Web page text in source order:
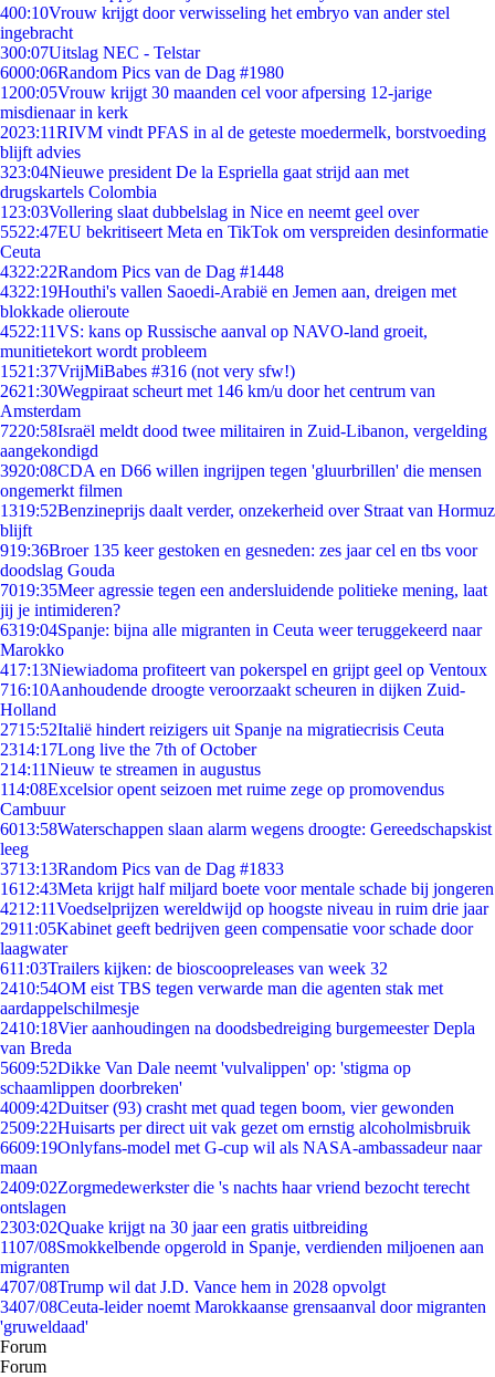
400:10Vrouw krijgt door verwisseling het embryo van ander stel
ingebracht
300:07Uitslag NEC - Telstar
6000:06Random Pics van de Dag #1980
1200:05Vrouw krijgt 30 maanden cel voor afpersing 12-jarige
misdienaar in kerk
2023:11RIVM vindt PFAS in al de geteste moedermelk, borstvoeding
blijft advies
323:04Nieuwe president De la Espriella gaat strijd aan met
drugskartels Colombia
1 23:03Vollering slaat dubbelslag in Nice en neemt geel over
5522:47EU bekritiseert Meta en TikTok om verspreiden desinformatie
Ceuta
4322:22Random Pics van de Dag #1448
4322:19Houthi's vallen Saoedi-Arabië en Jemen aan, dreigen met
blokkade olieroute
4522:11VS: kans op Russische aanval op NAVO-land groeit,
munitietekort wordt probleem
1521:37VrijMiBabes #316 (not very sfw!)
2621:30Wegpiraat scheurt met 146 km/u door het centrum van
Amsterdam
7220:58Israël meldt dood twee militairen in Zuid-Libanon, vergelding
aangekondigd
3920:08CDA en D66 willen ingrijpen tegen 'gluurbrillen' die mensen
ongemerkt filmen
1319:52Benzineprijs daalt verder, onzekerheid over Straat van Hormuz
blijft
919:36Broer 135 keer gestoken en gesneden: zes jaar cel en tbs voor
doodslag Gouda
7019:35Meer agressie tegen een andersluidende politieke mening, laat
jij je intimideren?
6319:04Spanje: bijna alle migranten in Ceuta weer teruggekeerd naar
Marokko
417:13Niewiadoma profiteert van pokerspel en grijpt geel op Ventoux
716:10Aanhoudende droogte veroorzaakt scheuren in dijken Zuid-
Holland
2715:52Italië hindert reizigers uit Spanje na migratiecrisis Ceuta
2314:17Long live the 7th of October
214:11Nieuw te streamen in augustus
114:08Excelsior opent seizoen met ruime zege op promovendus
Cambuur
6013:58Waterschappen slaan alarm wegens droogte: Gereedschapskist
leeg
3713:13Random Pics van de Dag #1833
1612:43Meta krijgt half miljard boete voor mentale schade bij jongeren
4212:11Voedselprijzen wereldwijd op hoogste niveau in ruim drie jaar
2911:05Kabinet geeft bedrijven geen compensatie voor schade door
laagwater
611:03Trailers kijken: de bioscoopreleases van week 32
2410:54OM eist TBS tegen verwarde man die agenten stak met
aardappelschilmesje
2410:18Vier aanhoudingen na doodsbedreiging burgemeester Depla
van Breda
5609:52Dikke Van Dale neemt 'vulvalippen' op: 'stigma op
schaamlippen doorbreken'
4009:42Duitser (93) crasht met quad tegen boom, vier gewonden
2509:22Huisarts per direct uit vak gezet om ernstig alcoholmisbruik
6609:19Onlyfans-model met G-cup wil als NASA-ambassadeur naar
maan
2409:02Zorgmedewerkster die 's nachts haar vriend bezocht terecht
ontslagen
2303:02Quake krijgt na 30 jaar een gratis uitbreiding
1107/08Smokkelbende opgerold in Spanje, verdienden miljoenen aan
migranten
4707/08Trump wil dat J.D. Vance hem in 2028 opvolgt
3407/08Ceuta-leider noemt Marokkaanse grensaanval door migranten
'gruweldaad'
Forum
Forum